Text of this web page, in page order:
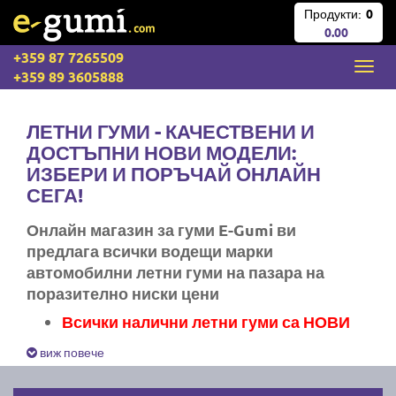
Продукти: 0
0.00
+359 87 7265509
+359 89 3605888
ЛЕТНИ ГУМИ - КАЧЕСТВЕНИ И
ДОСТЪПНИ НОВИ МОДЕЛИ:
ИЗБЕРИ И ПОРЪЧАЙ ОНЛАЙН
СЕГА!
Онлайн магазин за гуми E-Gumi ви
предлага всички водещи марки
автомобилни летни гуми на пазара на
поразително ниски цени
Всички налични летни гуми са НОВИ
Експресна доставка за цяла България
Ние не изпращаме стари гуми
виж повече